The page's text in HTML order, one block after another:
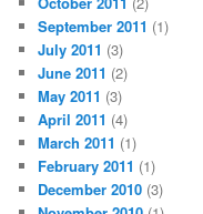
September 2011 (1)
July 2011 (3)
June 2011 (2)
May 2011 (3)
April 2011 (4)
March 2011 (1)
February 2011 (1)
December 2010 (3)